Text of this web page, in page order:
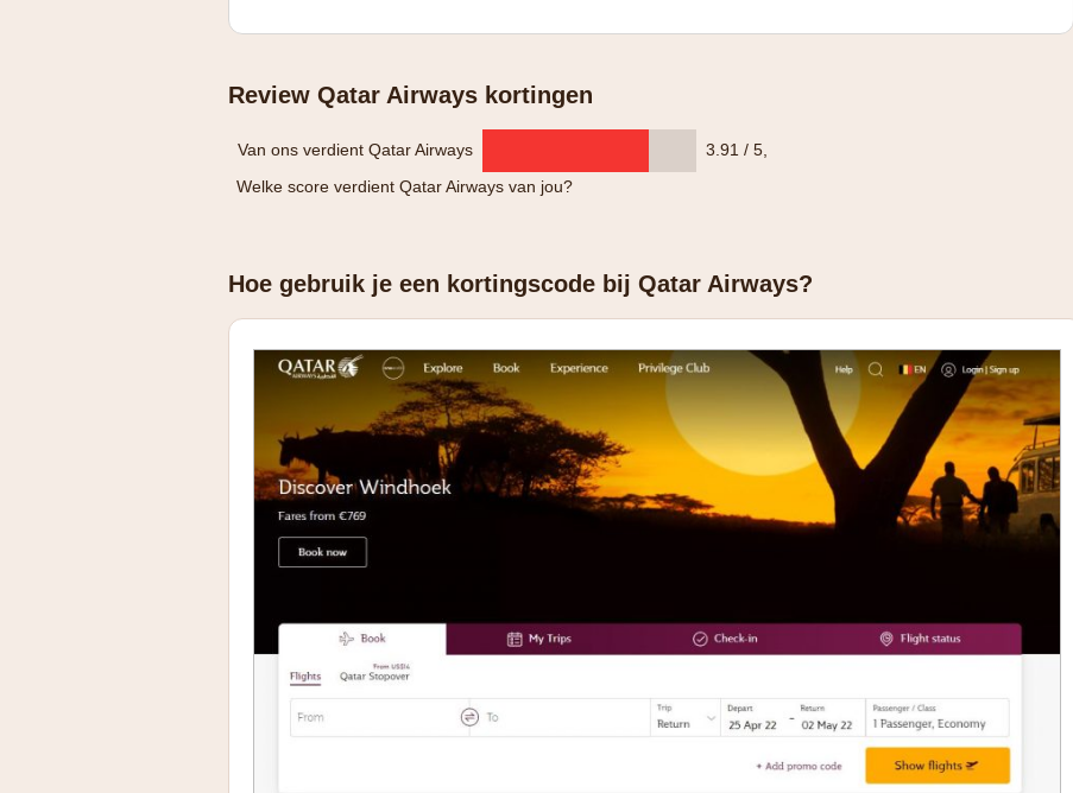
Review Qatar Airways kortingen
Van ons verdient Qatar Airways 3.91 / 5,
Welke score verdient Qatar Airways van jou?
Hoe gebruik je een kortingscode bij Qatar Airways?